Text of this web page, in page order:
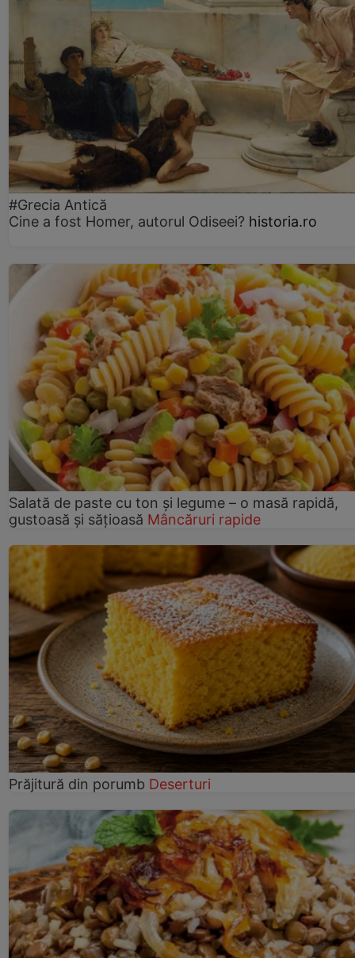
#Grecia Antică
Cine a fost Homer, autorul Odiseei? historia.ro
Salată de paste cu ton și legume – o masă rapidă,
gustoasă și sățioasă Mâncăruri rapide
Prăjitură din porumb Deserturi